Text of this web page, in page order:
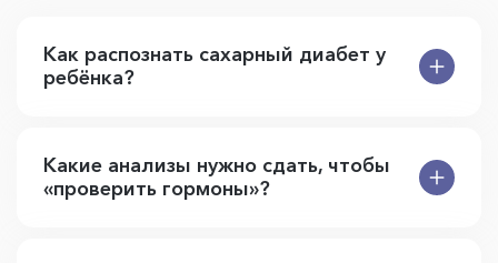
Как распознать сахарный диабет у
ребёнка?
Какие анализы нужно сдать, чтобы
«проверить гормоны»?